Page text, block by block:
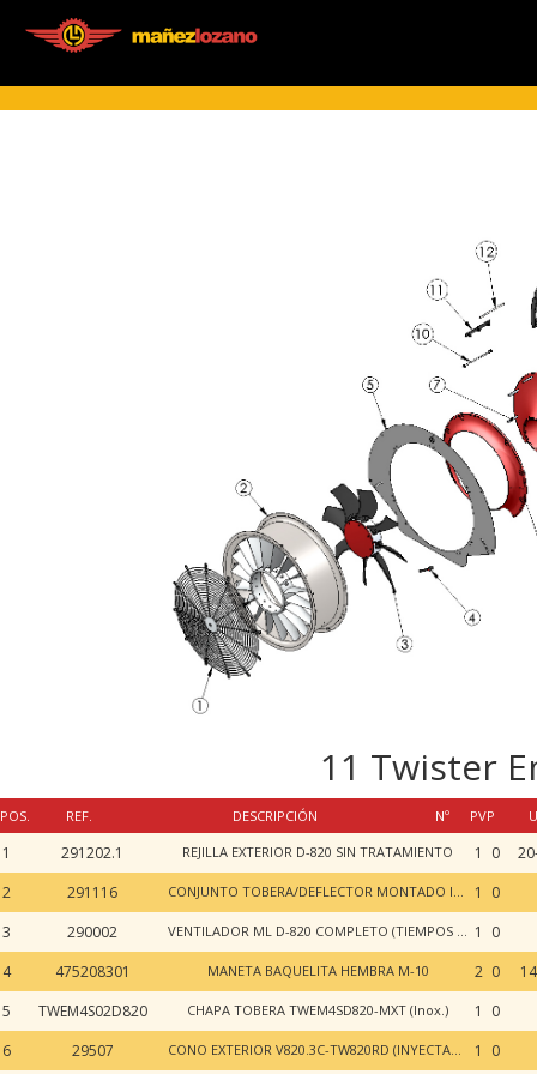
11 Twister
POS. REF. DESCRIPCIÓN Nº PVP
1 291202.1 REJILLA EXTERIOR D-820 SIN TRATAMIENTO 1 0
2
291116 CONJUNTO TOBERA/DEFLECTOR MONTADO INOX D-820 1
0
3
290002 VENTILADOR ML D-820 COMPLETO (TIEMPOS Y COSTES) 1
0
4
475208301 MANETA BAQUELITA HEMBRA M-10 2 0
5
TWEM4S02D820 CHAPA TOBERA TWEM4SD820-MXT (Inox.) 1
0
6
29507 CONO EXTERIOR V820.3C-TW820RD (INYECTADO) 1
0